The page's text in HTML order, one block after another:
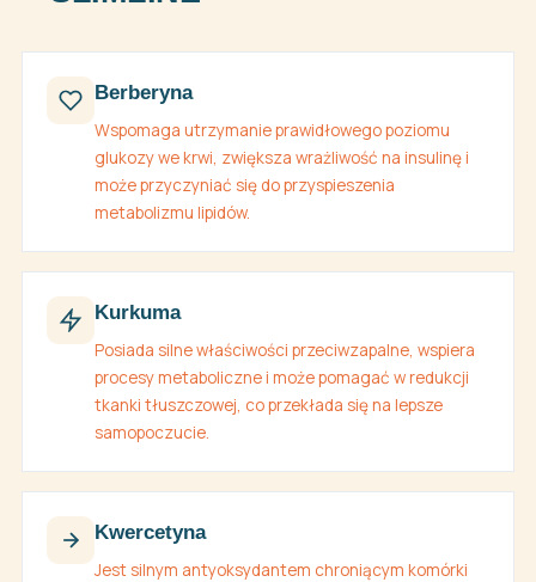
Berberyna
Wspomaga utrzymanie prawidłowego poziomu
glukozy we krwi, zwiększa wrażliwość na insulinę i
może przyczyniać się do przyspieszenia
metabolizmu lipidów.
Kurkuma
Posiada silne właściwości przeciwzapalne, wspiera
procesy metaboliczne i może pomagać w redukcji
tkanki tłuszczowej, co przekłada się na lepsze
samopoczucie.
Kwercetyna
Jest silnym antyoksydantem chroniącym komórki